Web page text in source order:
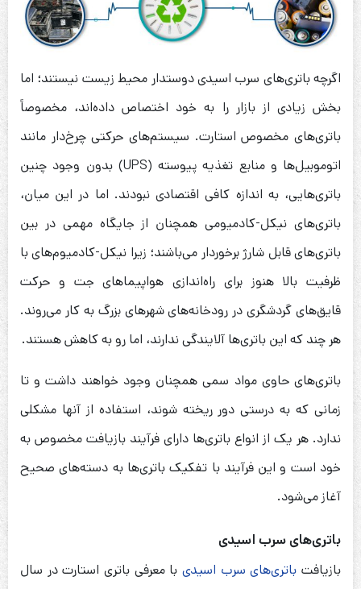
اگرچه باتری‌های سرب اسیدی دوستدار محیط زیست نیستند؛ اما
بخش زیادی از بازار را به خود اختصاص داده‌اند، مخصوصاً
باتری‌های مخصوص استارت. سیستم‌های حرکتی چرخ‌دار مانند
اتوموبیل‌ها و منابع تغذیه پیوسته (UPS) بدون وجود چنین
باتری‌هایی، به اندازه کافی اقتصادی نبودند. اما در این میان،
باتری‌های نیکل-کادمیومی همچنان از جایگاه مهمی در بین
باتری‌های قابل شارژ برخوردار می‌باشند؛ زیرا نیکل-کادمیوم‌های با
ظرفیت بالا هنوز برای راه‌اندازی هواپیماهای جت و حرکت
قایق‌های گردشگری در رودخانه‌های شهرهای بزرگ به کار می‌روند.
هر چند که این باتری‌ها آلایندگی ندارند، اما رو به کاهش هستند.
باتری‌های حاوی مواد سمی همچنان وجود خواهند داشت و تا
زمانی که به درستی دور ریخته شوند، استفاده از آنها مشکلی
ندارد. هر یک از انواع باتری‌ها دارای فرآیند بازیافت مخصوص به
خود است و این فرآیند با تفکیک باتری‌ها به دسته‌های صحیح
آغاز می‌شود.
باتری‌های سرب اسیدی
بازیافت باتری‌های سرب اسیدی با معرفی باتری استارت در سال